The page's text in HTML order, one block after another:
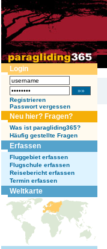
Login
Registrieren
Passwort vergessen
Neu hier? Fragen?
Was ist paragliding365?
Häufig gestellte Fragen
Erfassen
Fluggebiet erfassen
Flugschule erfassen
Reisebericht erfassen
Termin erfassen
Weltkarte